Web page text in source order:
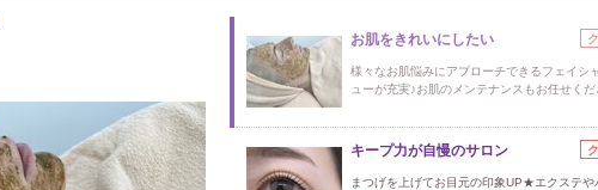
お肌をきれいにしたい
様々なお肌悩みにアプローチできるフェイシ
ューが充実♪お肌のメンテナンスもお任せく
キープ力が自慢のサロン
まつげを上げてお目元の印象UP★エクステや